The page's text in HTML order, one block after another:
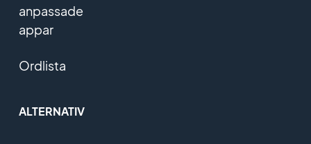
anpassade
appar
Ordlista
ALTERNATIV